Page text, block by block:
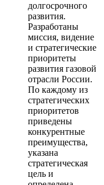
долгосрочного
развития.
Разработаны
миссия, видение
и стратегические
приоритеты
развития газовой
отрасли России.
По каждому из
стратегических
приоритетов
приведены
конкурентные
преимущества,
указана
стратегическая
цель и